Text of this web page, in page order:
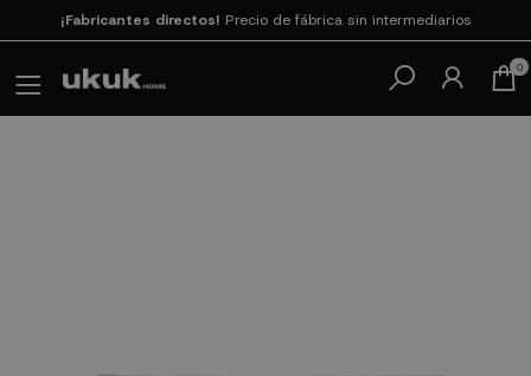
Paga en 3cuotas SIN INTERESES con SeQura
0